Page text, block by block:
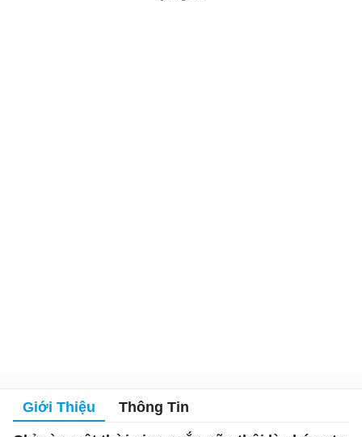
Giới Thiệu Thông Tin